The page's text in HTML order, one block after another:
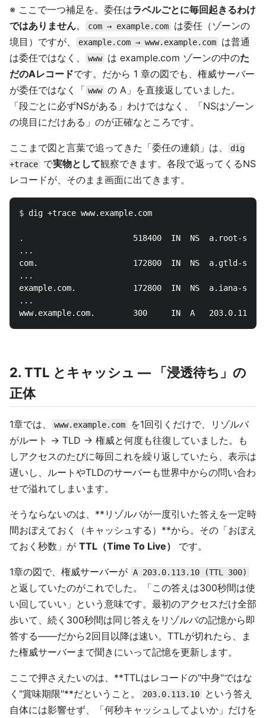
※ ここで一つ補足を。委任はラベルごとに毎回起きるわけ
ではありません。 com → example.com
は委任（ゾーンの
境目）ですが、
example.com → www.example.com
は普通
は委任ではなく、
www は example.com ゾーンの中のた
だのAレコードです。だから 1 章の図でも、権威サーバー
が委任ではなく「 www の A」を直接返していました。
「段ごとに必ずNSがある」わけではなく、「NSはゾーン
の境目にだけある」のが正確なところです。
ここまで図と言葉で追ってきた「委任の連鎖」は、
dig
+trace
で実物として観察できます。各段で返ってくるNS
レコードが、そのまま画面に出てきます。
$ dig +trace www.example.com
.
518400  IN  NS
...
com.                    172800  IN  NS  a.gtld-
...
example.com.            172800  IN  NS
...
www.example.com.        300     IN  A
2. TTL とキャッシュ — 「浸透待ち」の
正体
1章では、 www.example.com
を1回引くだけで、リゾルバ
がルート → TLD → 権威と何度も往復していました。も
しアクセスのたびに毎回これを繰り返していたら、表示は
遅いし、ルートやTLDのサーバーも世界中からの問い合わ
せで溢れてしまいます。
そうならないのは、**リゾルバが一度引いた答えを一定時
間おぼえておく（キャッシュする）**から。その「おぼえ
ておく秒数」が TTL（Time To Live） です。
1章の図で、権威サーバーが A 203.0.113.10 (TTL 300)
と返していたのがこれでした。「この答えは300秒間は使
い回していい」という意味です。最初のアクセスだけ全部
歩いて、続く300秒間は同じ答えをリゾルバの記憶から即
答する——だから2回目以降は速い。TTLが切れたら、ま
た権威サーバーまで聞きにいって記憶を更新します。
ここで押さえたいのは、**TTLはレコードの"中身"ではな
く"賞味期限"**だということ。
203.0.113.10
という答え
自体には影響せず、「何秒キャッシュしてよいか」だけを